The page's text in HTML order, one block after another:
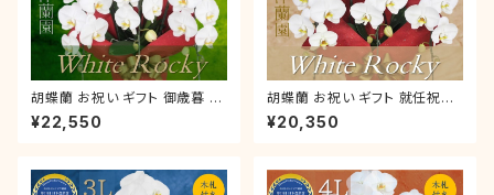
胡蝶蘭 お祝い ギフト 御歳暮 叙
勲 就任祝い 退職祝い 栄転祝い
木札付き 大輪 「ホワイトロッキ
¥22,550
胡蝶蘭 お祝い ギフト 就任祝い
木札付き 大輪 「ホワイトロッキ
ー」3本立【 L 】ラッピング付き
¥20,350